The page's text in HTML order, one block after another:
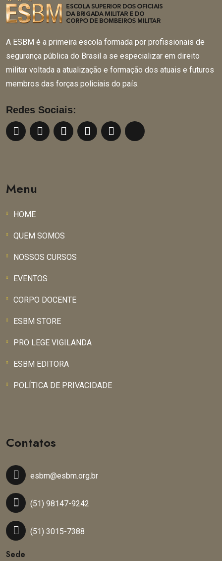
A ESBM é a primeira escola formada por profissionais de
segurança pública do Brasil a se especializar em direito
militar voltada a atualização e formação dos atuais e futuros
membros das forças policiais do país.
Redes Sociais:
Menu
HOME
QUEM SOMOS
NOSSOS CURSOS
EVENTOS
CORPO DOCENTE
ESBM STORE
PRO LEGE VIGILANDA
ESBM EDITORA
POLÍTICA DE PRIVACIDADE
Contatos
esbm@esbm.org.br
(51) 98147-9242
(51) 3015-7388
Sede